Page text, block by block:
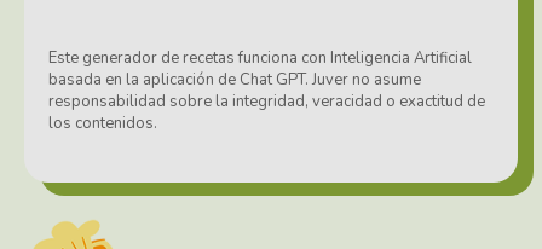
Este generador de recetas funciona con Inteligencia Artificial
basada en la aplicación de Chat GPT. Juver no asume
responsabilidad sobre la integridad, veracidad o exactitud de
los contenidos.